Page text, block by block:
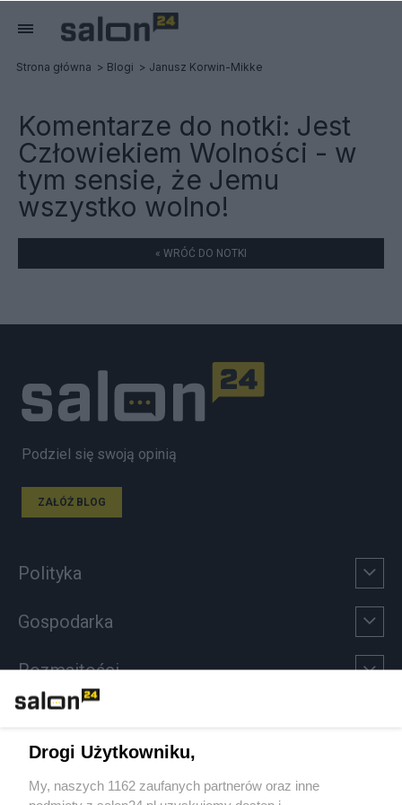
Strona główna Blogi Janusz Korwin-Mikke
Komentarze do notki: Jest
Człowiekiem Wolności - w
tym sensie, że Jemu
wszystko wolno!
« WRÓĆ DO NOTKI
Podziel się swoją opinią
ZAŁÓŻ BLOG
Polityka
Gospodarka
Rozmaitości
Sport
Drogi Użytkowniku,
My, naszych 1162 zaufanych partnerów oraz inne